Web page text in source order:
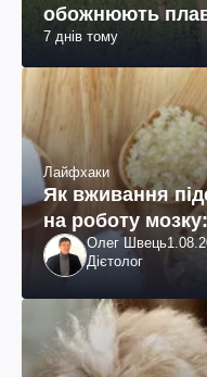
обожнюють
7 днів тому
Лайфхаки
Як вживання
на роботу
Олег Швець
Дієтолог